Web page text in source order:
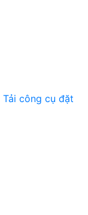
Tải công cụ đặt